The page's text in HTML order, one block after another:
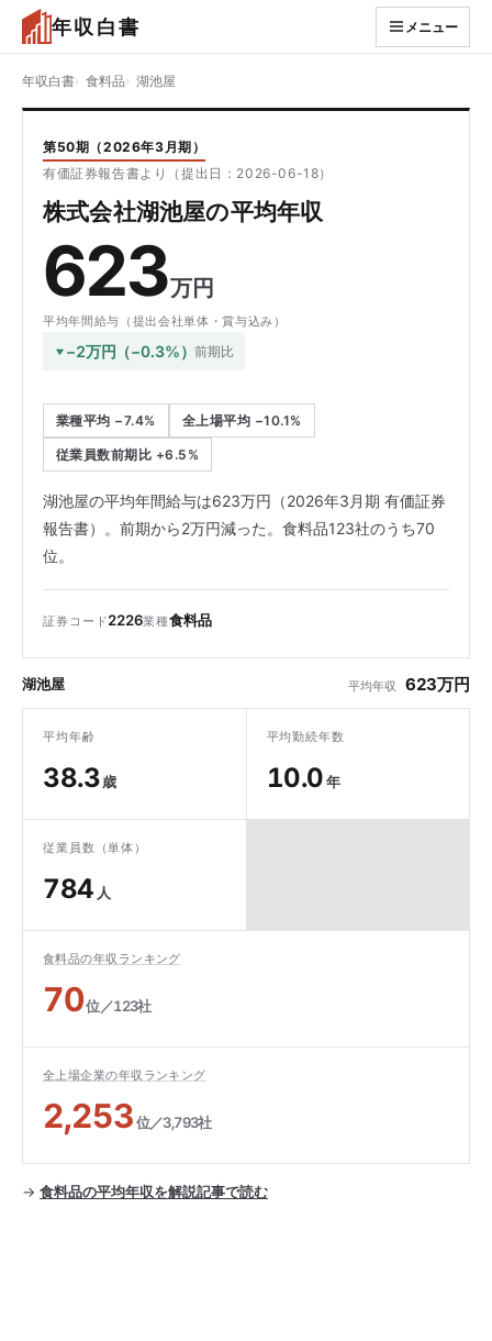
年収白書 メニュー
年収白書 食料品 湖池屋
第50期（2026年3月期）
有価証券報告書より（提出日：2026-06-18）
株式会社湖池屋の平均年収
623万円
平均年間給与（提出会社単体・賞与込み）
−2万円（−0.3%）前期比
業種平均 −7.4% 全上場平均 −10.1%
従業員数前期比 +6.5%
湖池屋の平均年間給与は623万円（2026年3月期 有価証券
報告書）。前期から2万円減った。食料品123社のうち70
位。
証券コード2226業種食料品
湖池屋 平均年収 623万円
平均年齢
38.3歳
平均勤続年数
10.0年
従業員数（単体）
784 人
食料品の年収ランキング
70位／123社
全上場企業の年収ランキング
2,253位／3,793社
→ 食料品の平均年収を解説記事で読む